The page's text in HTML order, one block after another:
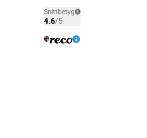
Snittbetyg
4.6/5